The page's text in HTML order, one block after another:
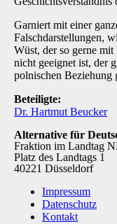
Garniert mit einer
Falschdarstellungen,
Wüst, der so gerne
nicht geeignet ist, der
polnischen Beziehung
Beteiligte:
Dr. Hartmut Beucker
Alternative für
Fraktion im Landtag
Platz des Landtags 1
40221 Düsseldorf
Impressum
Datenschutz
Kontakt